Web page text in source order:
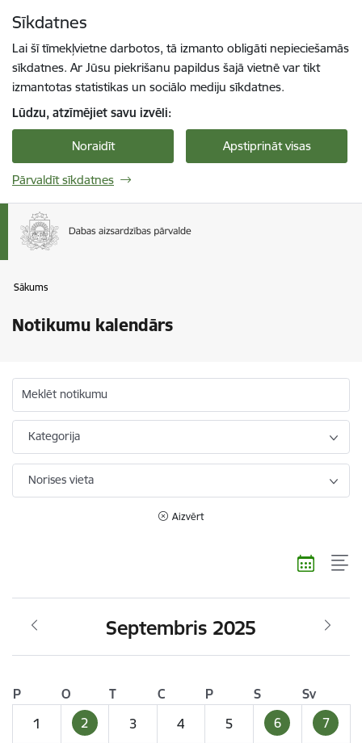
Sīkdatnes
Lai šī tīmekļvietne darbotos, tā izmanto obligāti nepieciešamās
sīkdatnes. Ar Jūsu piekrišanu papildus šajā vietnē var tikt
izmantotas statistikas un sociālo mediju sīkdatnes.
Lūdzu, atzīmējiet savu izvēli:
Noraidīt Apstiprināt visas
Pārvaldīt sīkdatnes
Sākums
Notikumu kalendārs
Meklēt notikumu
Kategorija
Norises vieta
Aizvērt
Septembris 2025
P O T C P S
Sv
1
2 3 4 5 6 7